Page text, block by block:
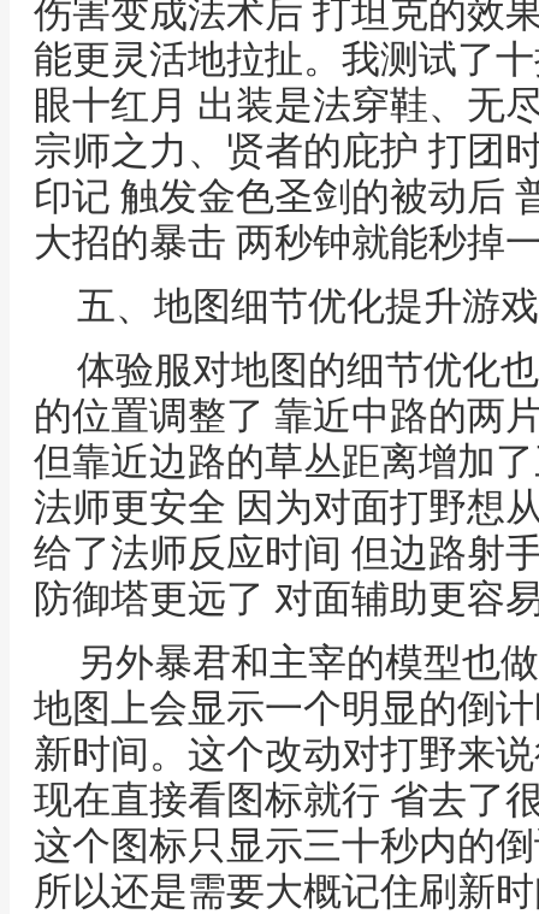
伤害变成法术后 打坦克的效
能更灵活地拉扯。我测试了
眼十红月 出装是法穿鞋、无
宗师之力、贤者的庇护 打团
印记 触发金色圣剑的被动后
大招的暴击 两秒钟就能秒掉
五、地图细节优化提升游
体验服对地图的细节优化
的位置调整了 靠近中路的两
但靠近边路的草丛距离增加
法师更安全 因为对面打野想
给了法师反应时间 但边路射
防御塔更远了 对面辅助更容
另外暴君和主宰的模型也
地图上会显示一个明显的倒
新时间。这个改动对打野来
现在直接看图标就行 省去了
这个图标只显示三十秒内的
所以还是需要大概记住刷新